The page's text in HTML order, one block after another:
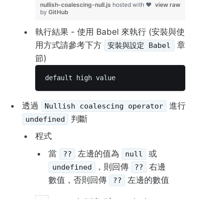
view raw
nullish-coalescing-null.js hosted with ❤
byGitHub
執行結果 - 使用 Babel 來執行 (安裝與使
用方式請參考下方
安裝與設定 Babel
章
節)
default high value
透過 Nullish coalescing operator 進行
undefined
判斷
程式
當
?? 左邊的值為 null 或
undefined ，則回傳 ??
右邊
數值，否則回傳
?? 左邊的數值